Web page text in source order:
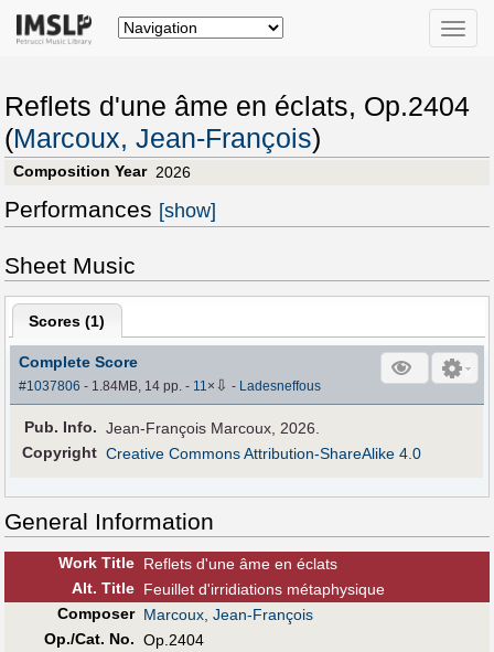
Toggle
Reflets d'une âme en éclats, Op.2404
(Marcoux, Jean-François)
Composition Year 2026
Performances [show]
Sheet Music
Scores (1)
Complete Score
#1037806 - 1.84MB, 14 pp.- 11× ⇩ - Ladesneffous
Pub. Info. Jean-François Marcoux, 2026.
Copyright Creative Commons Attribution-ShareAlike 4.0
General Information
Work Title Reflets d'une âme en éclats
Alt. Title Feuillet d'irridiations métaphysique
Composer Marcoux, Jean-François
Op./Cat. No. Op.2404